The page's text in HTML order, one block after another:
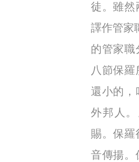
徒。雖然
譯作管家
的管家職
八節保
還小的，
外邦人
賜。保羅
音傳揚。